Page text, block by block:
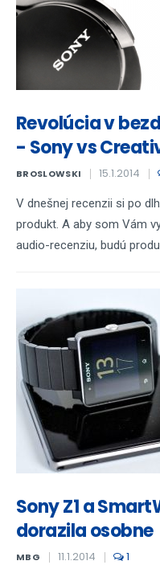
Revolúcia v
- Sony vs
BROSLOWSKI 15.1.2014
V dnešnej recenzii si po
produkt. A aby som Vám
audio-recenziu, budú
Sony Z1 a
dorazila osobne
MBG 11.1.2014 1